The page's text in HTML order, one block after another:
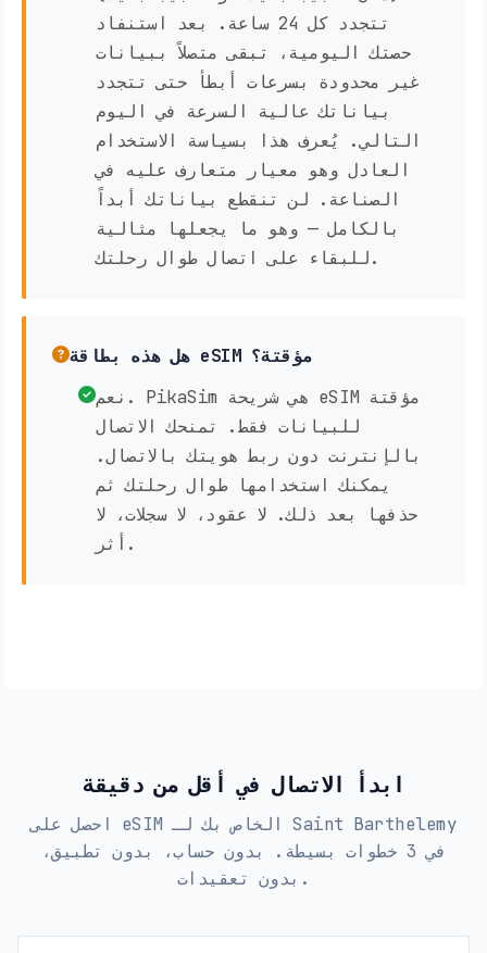
تتجدد كل 24 ساعة. بعد استنفاد
حصتك اليومية، تبقى متصلاً ببيانات
غير محدودة بسرعات أبطأ حتى تتجدد
بياناتك عالية السرعة في اليوم
التالي. يُعرف هذا بسياسة الاستخدام
العادل وهو معيار متعارف عليه في
الصناعة. لن تنقطع بياناتك أبداً
بالكامل — وهو ما يجعلها مثالية
للبقاء على اتصال طوال رحلتك.
هل هذه بطاقة eSIM مؤقتة؟
نعم. PikaSim هي شريحة eSIM مؤقتة
للبيانات فقط. تمنحك الاتصال
بالإنترنت دون ربط هويتك بالاتصال.
يمكنك استخدامها طوال رحلتك ثم
حذفها بعد ذلك. لا عقود، لا سجلات، لا
أثر.
ابدأ الاتصال في أقل من دقيقة
احصل على eSIM الخاص بك لـ Saint Barthelemy
في 3 خطوات بسيطة. بدون حساب، بدون تطبيق،
بدون تعقيدات.